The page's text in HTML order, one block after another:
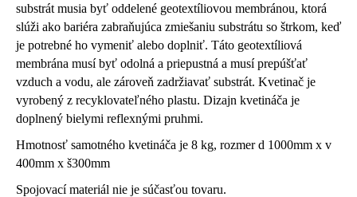
substrát musia byť oddelené geotextíliovou membránou, ktorá
slúži ako bariéra zabraňujúca zmiešaniu substrátu so štrkom, keď
je potrebné ho vymeniť alebo doplniť. Táto geotextíliová
membrána musí byť odolná a priepustná a musí prepúšťať
vzduch a vodu, ale zároveň zadržiavať substrát. Kvetinač je
vyrobený z recyklovateľného plastu. Dizajn kvetináča je
doplnený bielymi reflexnými pruhmi.
Hmotnosť samotného kvetináča je 8 kg, rozmer d 1000mm x v
400mm x š300mm
Spojovací materiál nie je súčasťou tovaru.
O
d
p
o
r
ú
č
a
m
e